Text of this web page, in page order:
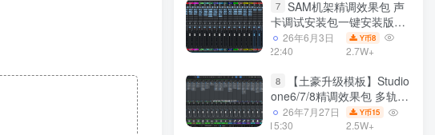
7 SAM机架精调效果包 声
卡调试安装包一键安装版模
板 带插件预设效果文件
26年6月3日
22:40
Y币8
2.7W+
8
【土豪升级模板】Studio
one6/7/8精调效果包 多轨道
效果模式可选 声卡调试好预
设模板 带插件全套文件
26年7月27日
15:30
Y币15
2.5W+